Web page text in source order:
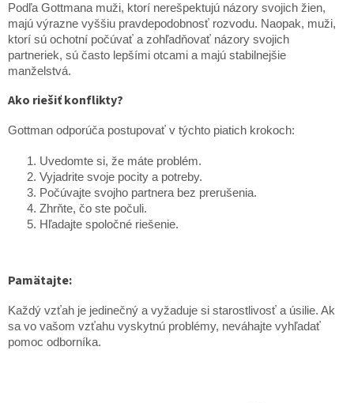
Podľa Gottmana muži, ktorí nerešpektujú názory svojich žien,
majú výrazne vyššiu pravdepodobnosť rozvodu. Naopak, muži,
ktorí sú ochotní počúvať a zohľadňovať názory svojich
partneriek, sú často lepšími otcami a majú stabilnejšie
manželstvá.
Ako riešiť konflikty?
Gottman odporúča postupovať v týchto piatich krokoch:
Uvedomte si, že máte problém.
Vyjadrite svoje pocity a potreby.
Počúvajte svojho partnera bez prerušenia.
Zhrňte, čo ste počuli.
Hľadajte spoločné riešenie.
Pamätajte:
Každý vzťah je jedinečný a vyžaduje si starostlivosť a úsilie. Ak
sa vo vašom vzťahu vyskytnú problémy, neváhajte vyhľadať
pomoc odborníka.